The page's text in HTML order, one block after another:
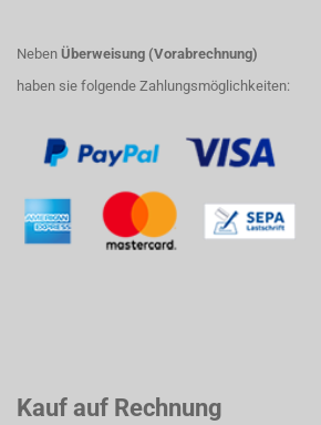
Neben Überweisung (Vorabrechnung)
haben sie folgende Zahlungsmöglichkeiten:
Kauf auf Rechnung